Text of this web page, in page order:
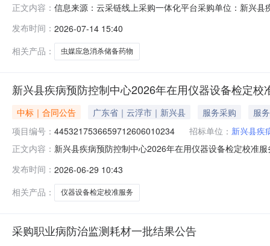
正文内容： 信息来源：云采链线上采购一体化平台采购单位：新兴
1782294963548）零散采购,现就本次零散采购的结果公
发布时间： 2026-07-14 15:40
相关产品：
虫媒应急消杀储备药物
新兴县疾病预防控制中心2026年在用仪器设备检定校
中标｜合同公告 广东省｜云浮市｜新兴县 服务采购
服务
项目编号： 4453217536659712606010234 招标单位： 新兴县疾
正文内容： 新兴县疾病预防控制中心2026年在用仪器设备检定校准
准服务合同编号：4453217536659712606010234合同
发布时间： 2026-06-29 10:43
相关产品：
仪器设备检定校准服务
采购职业病防治监测耗材一批结果公告